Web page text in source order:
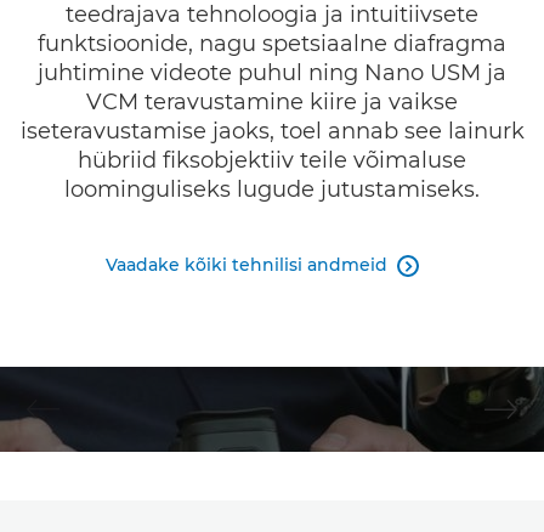
teedrajava tehnoloogia ja intuitiivsete
funktsioonide, nagu spetsiaalne diafragma
juhtimine videote puhul ning Nano USM ja
VCM teravustamine kiire ja vaikse
iseteravustamise jaoks, toel annab see lainurk
hübriid fiksobjektiiv teile võimaluse
loominguliseks lugude jutustamiseks.
Vaadake kõiki tehnilisi andmeid 
1 /